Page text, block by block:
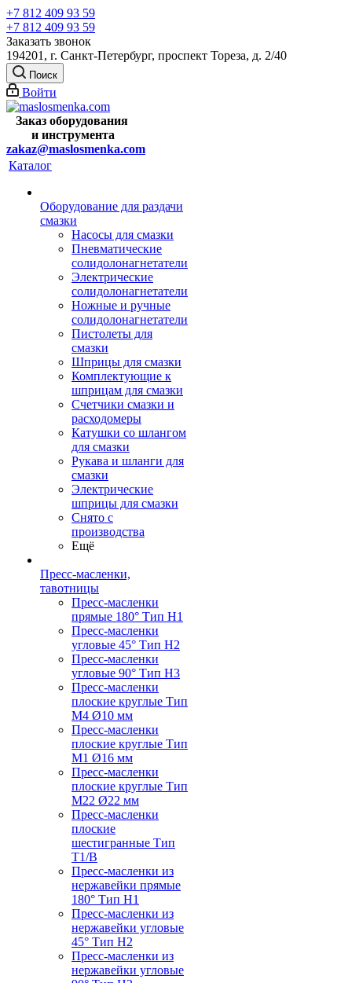
+7 812 409 93 59
+7 812 409 93 59
Заказать звонок
194201, г. Санкт-Петербург, проспект Тореза, д. 2/40
Поиск
Войти
Заказ оборудования
и инструмента
zakaz@maslosmenka.com
Каталог
Оборудование для раздачи
смазки
Насосы для смазки
Пневматические
солидолонагнетатели
Электрические
солидолонагнетатели
Ножные и ручные
солидолонагнетатели
Пистолеты для
смазки
Шприцы для смазки
Комплектующие к
шприцам для смазки
Счетчики смазки и
расходомеры
Катушки со шлангом
для смазки
Рукава и шланги для
смазки
Электрические
шприцы для смазки
Снято с
производства
Ещё
Пресс-масленки,
тавотницы
Пресс-масленки
прямые 180° Тип H1
Пресс-масленки
угловые 45° Тип H2
Пресс-масленки
угловые 90° Тип H3
Пресс-масленки
плоские круглые Тип
M4 Ø10 мм
Пресс-масленки
плоские круглые Тип
M1 Ø16 мм
Пресс-масленки
плоские круглые Тип
M22 Ø22 мм
Пресс-масленки
плоские
шестигранные Тип
T1/B
Пресс-масленки из
нержавейки прямые
180° Тип H1
Пресс-масленки из
нержавейки угловые
45° Тип H2
Пресс-масленки из
нержавейки угловые